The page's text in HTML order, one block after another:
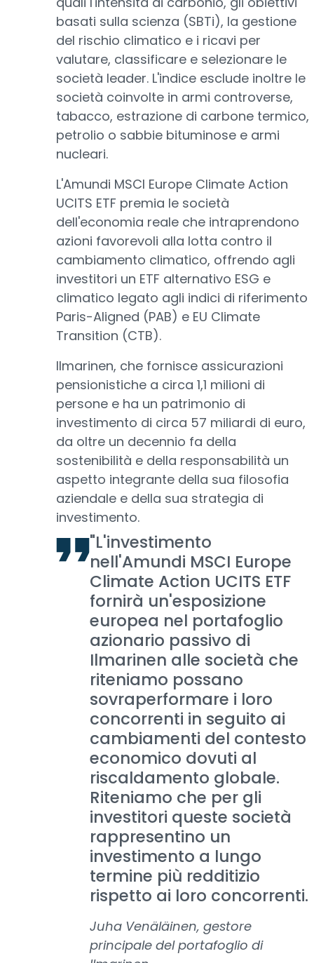
basati sulla scienza (SBTi), la gestione
del rischio climatico e i ricavi per
valutare, classificare e selezionare le
società leader. L'indice esclude inoltre le
società coinvolte in armi controverse,
tabacco, estrazione di carbone termico,
petrolio o sabbie bituminose e armi
nucleari.
L'Amundi MSCI Europe Climate Action
UCITS ETF premia le società
dell'economia reale che intraprendono
azioni favorevoli alla lotta contro il
cambiamento climatico, offrendo agli
investitori un ETF alternativo ESG e
climatico legato agli indici di riferimento
Paris-Aligned (PAB) e EU Climate
Transition (CTB).
Ilmarinen, che fornisce assicurazioni
pensionistiche a circa 1,1 milioni di
persone e ha un patrimonio di
investimento di circa 57 miliardi di euro,
da oltre un decennio fa della
sostenibilità e della responsabilità un
aspetto integrante della sua filosofia
aziendale e della sua strategia di
investimento.
"L'investimento
nell'Amundi MSCI Europe
Climate Action UCITS ETF
fornirà un'esposizione
europea nel portafoglio
azionario passivo di
Ilmarinen alle società che
riteniamo possano
sovraperformare i loro
concorrenti in seguito ai
cambiamenti del contesto
economico dovuti al
riscaldamento globale.
Riteniamo che per gli
investitori queste società
rappresentino un
investimento a lungo
termine più redditizio
rispetto ai loro concorrenti.
Juha Venäläinen, gestore
principale del portafoglio di